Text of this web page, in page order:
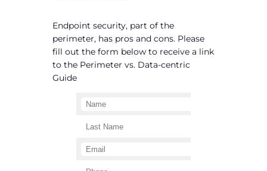
Endpoint security, part of the
perimeter, has pros and cons. Please
fill out the form below to receive a link
to the Perimeter vs. Data-centric
Guide